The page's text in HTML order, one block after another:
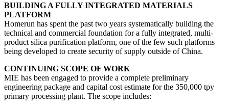
BUILDING A FULLY INTEGRATED MATERIALS
PLATFORM
Homerun has spent the past two years systematically building the
technical and commercial foundation for a fully integrated, multi-
product silica purification platform, one of the few such platforms
being developed to create security of supply outside of China.
CONTINUING SCOPE OF WORK
MIE has been engaged to provide a complete preliminary
engineering package and capital cost estimate for the 350,000 tpy
primary processing plant. The scope includes: